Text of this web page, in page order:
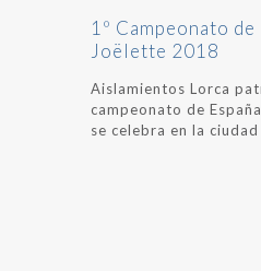
1º Campeonato de
Joëlette 2018
Aislamientos Lorca
campeonato de
se celebra en la